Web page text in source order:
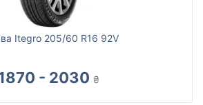
Itegro 205/60 R16 92V
- 2030 ₴